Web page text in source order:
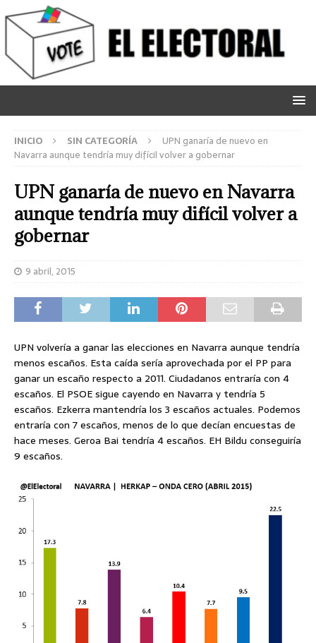
INICIO SIN CATEGORÍA
UPN ganaría de nuevo en
Navarra aunque tendría muy difícil volver a gobernar
UPN ganaría de nuevo en Navarra
aunque tendría muy difícil volver a
gobernar
9 abril, 2015
UPN volvería a ganar las elecciones en Navarra aunque tendría
menos escaños. Esta caída sería aprovechada por el PP para
ganar un escaño respecto a 2011. Ciudadanos entraría con 4
escaños. El PSOE sigue cayendo en Navarra y tendría 5
escaños. Ezkerra mantendría los 3 escaños actuales. Podemos
entraría con 7 escaños, menos de lo que decían encuestas de
hace meses. Geroa Bai tendría 4 escaños. EH Bildu conseguiría
9 escaños.